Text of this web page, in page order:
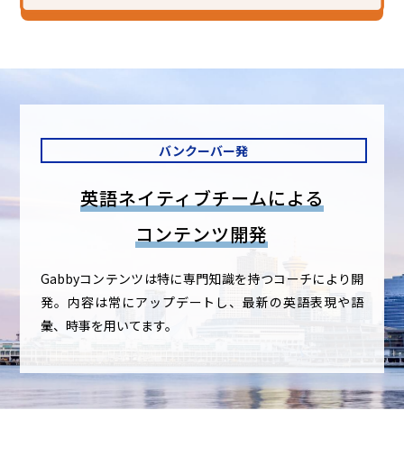
バンクーバー発
英語ネイティブチームによる
コンテンツ開発
Gabbyコンテンツは特に専門知識を持つコーチにより開
発。 内容は常にアップデートし、最新の英語表現や語
彙、時事を用いてます。